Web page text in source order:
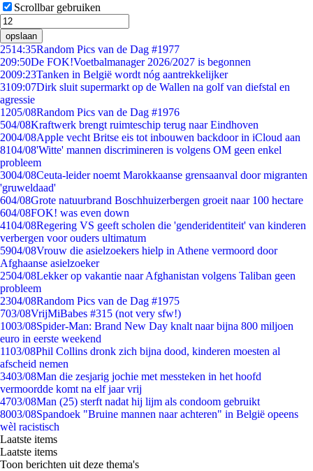
Scrollbar gebruiken
opslaan
2514:35Random Pics van de Dag #1977
209:50De FOK!Voetbalmanager 2026/2027 is begonnen
2009:23Tanken in België wordt nóg aantrekkelijker
3109:07Dirk sluit supermarkt op de Wallen na golf van diefstal en
agressie
1205/08Random Pics van de Dag #1976
504/08Kraftwerk brengt ruimteschip terug naar Eindhoven
2004/08Apple vecht Britse eis tot inbouwen backdoor in iCloud aan
8104/08'Witte' mannen discrimineren is volgens OM geen enkel
probleem
3004/08Ceuta-leider noemt Marokkaanse grensaanval door migranten
'gruweldaad'
604/08Grote natuurbrand Boschhuizerbergen groeit naar 100 hectare
604/08FOK! was even down
4104/08Regering VS geeft scholen die 'genderidentiteit' van kinderen
verbergen voor ouders ultimatum
5904/08Vrouw die asielzoekers hielp in Athene vermoord door
Afghaanse asielzoeker
2504/08Lekker op vakantie naar Afghanistan volgens Taliban geen
probleem
2304/08Random Pics van de Dag #1975
703/08VrijMiBabes #315 (not very sfw!)
1003/08Spider-Man: Brand New Day knalt naar bijna 800 miljoen
euro in eerste weekend
1103/08Phil Collins dronk zich bijna dood, kinderen moesten al
afscheid nemen
3403/08Man die zesjarig jochie met messteken in het hoofd
vermoordde komt na elf jaar vrij
4703/08Man (25) sterft nadat hij lijm als condoom gebruikt
8003/08Spandoek "Bruine mannen naar achteren" in België opeens
wèl racistisch
Laatste items
Laatste items
Toon berichten uit deze thema's